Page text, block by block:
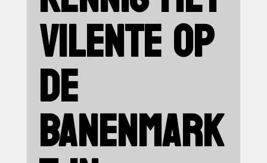
VILENTE OP
DE
BANENMARK